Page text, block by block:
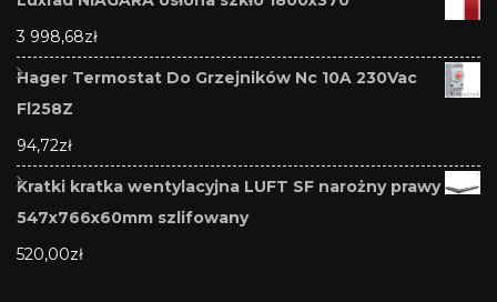
3 998,68zł
Hager Termostat Do Grzejników Nc 10A 230Vac
Fl258Z
94,72zł
Kratki kratka wentylacyjna LUFT SF narożny prawy
547x766x60mm szlifowany
520,00zł